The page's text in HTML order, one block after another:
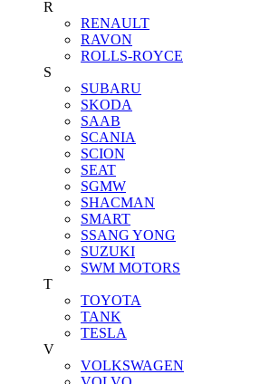
R
RENAULT
RAVON
ROLLS-ROYCE
S
SUBARU
SKODA
SAAB
SCANIA
SCION
SEAT
SGMW
SHACMAN
SMART
SSANG YONG
SUZUKI
SWM MOTORS
T
TOYOTA
TANK
TESLA
V
VOLKSWAGEN